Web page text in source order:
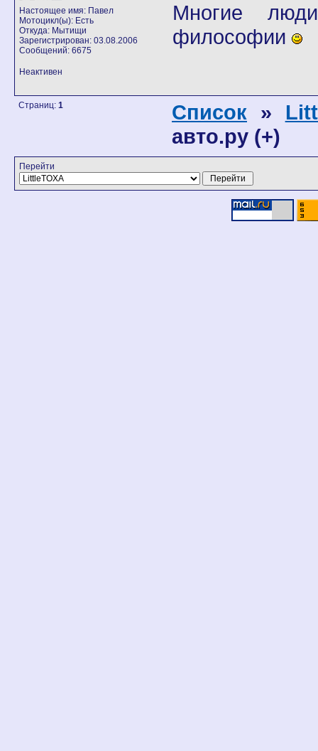
Настоящее имя: Павел
Мотоцикл(ы): Есть
Откуда: Мытищи
Зарегистрирован: 03.08.2006
Сообщений: 6675
Многие
философии
Неактивен
Страниц: 1 Список »
авто.ру (+)
Перейти